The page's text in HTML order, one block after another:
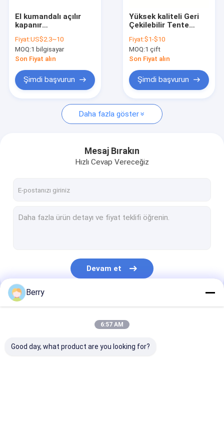
Haberler
Bir İndirim İste
Çekilebilir Çatlak Donanımı
Çekici Pencere Çatısı
Çekilebilir Çatı Çatısı
Güneşlikli Yelken
Pergola Çatısı Kitleri
El kumandalı açılır
kapanır
bileşenleri/tente
aksesuarları/tente
parçaları için dişli
Fiyat:US$2.3~10
MOQ:1 bilgisayar
Son Fiyat alın
Şimdi başvurun
Yüksek kaliteli Geri
Çekilebilir Tente
kutusu
Fiyat:$1-$10
MOQ:1 çift
Son Fiyat alın
Şimdi başvurun
Daha fazla göster
Mesaj Bırakın
Hızlı Cevap Vereceğiz
Devam et
Kategorilerimiz
Berry
6:57 AM
Good day, what product are you looking for?